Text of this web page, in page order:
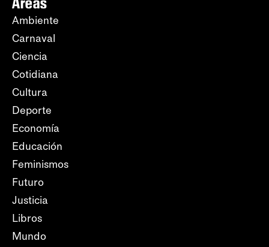
Ambiente
Carnaval
Ciencia
Cotidiana
Cultura
Deporte
Economía
Educación
Feminismos
Futuro
Justicia
Libros
Mundo